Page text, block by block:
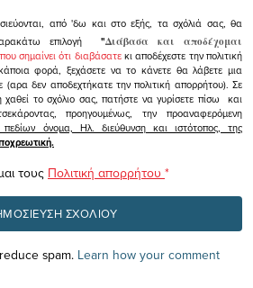
από 'δω και στο εξής, τα σχόλιά σας, θα
επιλογή
"Διάβασα και αποδέχομαι
που σημαίνει ότι διαβάσατεκι αποδέχεστε την πολιτική
φορά, ξεχάσετε να το κάνετε θα λάβετε μια
(αρα δεν αποδεχτήκατε την πολιτική απορρήτου). Σε
το σχόλιο σας, πατήστε να γυρίσετε πίσω και
προηγουμένως, την προαναφερόμενη
όνομα, Ηλ. διεύθυνση και ιστότοπος, της
τους Πολιτική απορρήτου *
spam. Learn how your comment